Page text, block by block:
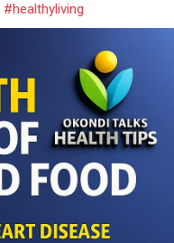
#healthyliving